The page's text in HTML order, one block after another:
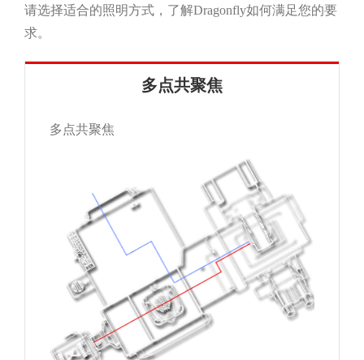
请选择适合的照明方式，了解Dragonfly如何满足您的要
求。
多点共聚焦
多点共聚焦